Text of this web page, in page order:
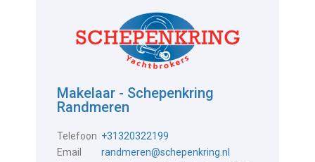
Makelaar - Schepenkring
Randmeren
Telefoon +31320322199
Email
randmeren@schepenkring.nl